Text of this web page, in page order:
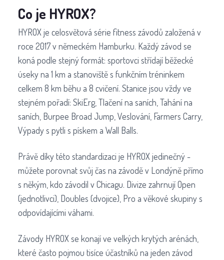
Co je HYROX?
HYROX je celosvětová série fitness závodů založená v
roce 2017 v německém Hamburku. Každý závod se
koná podle stejný formát: sportovci střídají běžecké
úseky na 1 km a stanoviště s funkčním tréninkem
celkem 8 km běhu a 8 cvičení. Stanice jsou vždy ve
stejném pořadí: SkiErg, Tlačení na saních, Tahání na
saních, Burpee Broad Jump, Veslování, Farmers Carry,
Výpady s pytli s pískem a Wall Balls.
Právě díky této standardizaci je HYROX jedinečný -
můžete porovnat svůj čas na závodě v Londýně přímo
s někým, kdo závodil v Chicagu. Divize zahrnují Open
(jednotlivci), Doubles (dvojice), Pro a věkové skupiny s
odpovídajícími váhami.
Závody HYROX se konají ve velkých krytých arénách,
které často pojmou tisíce účastníků na jeden závod